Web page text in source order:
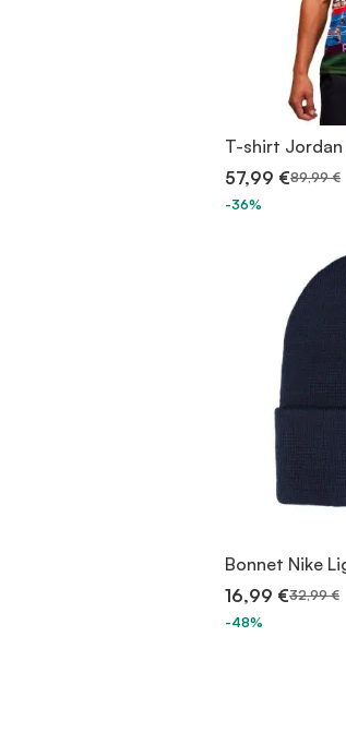
T-shirt Jordan
57,99 €89,99 €
-36%
Bonnet Nike
16,99 €32,99 €
-48%